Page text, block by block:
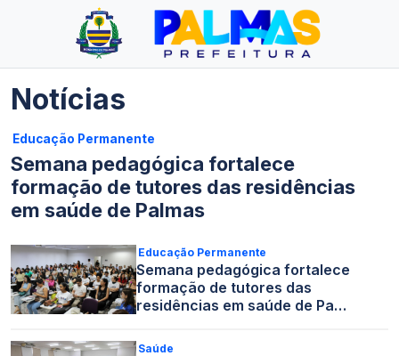
Notícias
Educação Permanente
Semana pedagógica fortalece
formação de tutores das residências
em saúde de Palmas
Educação Permanente
Semana pedagógica fortalece
formação de tutores das
residências em saúde de Pa…
Saúde